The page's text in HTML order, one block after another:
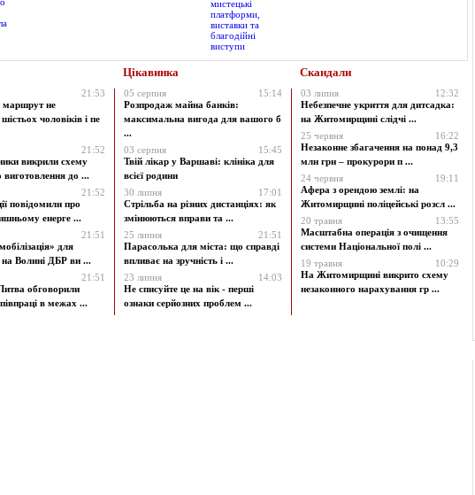
Цікавинка Скандали
21:53
маршрут не
чоловіків і пе
21:52
викрили схему
виготовлення до ...
21:52
повідомили про
енерге ...
21:51
для
на Волині ДБР ви ...
21:51
обговорили
в межах ...
05 серпня
15:14
Розпродаж майна банків:
максимальна вигода для вашого б
...
03 серпня
15:45
Твій лікар у Варшаві: клініка для
всієї родини
30 липня
17:01
Стрільба на різних дистанціях: як
змінюються вправи та ...
25 липня
21:51
Парасолька для міста: що справді
впливає на зручність і ...
23 липня
14:03
Не списуйте це на вік - перші
ознаки серйозних проблем ...
03 липня
12:32
Небезпечне укриття для дитсадка:
на Житомирщині слідчі ...
25 червня
16:22
Незаконне збагачення на понад 9,3
млн грн – прокурори п ...
24 червня
19:11
Афера з орендою землі: на
Житомирщині поліцейські розсл ...
20 травня
13:55
Масштабна операція з очищення
системи Національної полі ...
19 травня
10:29
На Житомирщині викрито схему
незаконного нарахування гр ...